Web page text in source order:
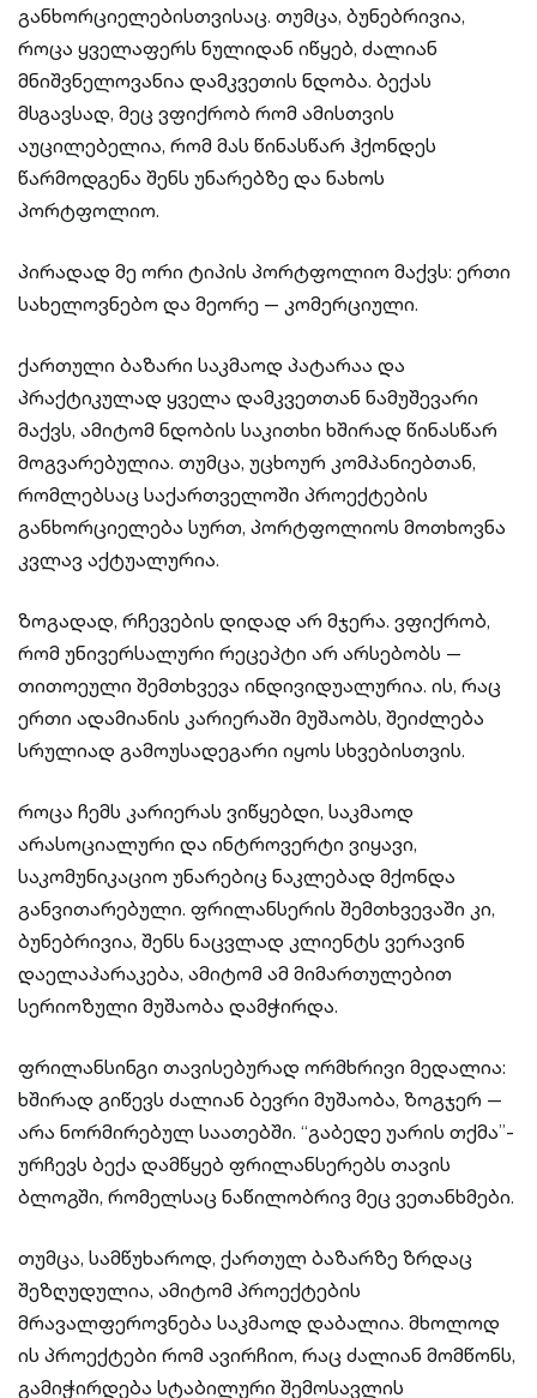
განხორციელებისთვისაც. თუმცა, ბუნებრივია,
როცა ყველაფერს ნულიდან იწყებ, ძალიან
მნიშვნელოვანია დამკვეთის ნდობა. ბექას
მსგავსად, მეც ვფიქრობ რომ ამისთვის
აუცილებელია, რომ მას წინასწარ ჰქონდეს
წარმოდგენა შენს უნარებზე და ნახოს
პორტფოლიო.
პირადად მე ორი ტიპის პორტფოლიო მაქვს: ერთი
სახელოვნებო და მეორე — კომერციული.
ქართული ბაზარი საკმაოდ პატარაა და
პრაქტიკულად ყველა დამკვეთთან ნამუშევარი
მაქვს, ამიტომ ნდობის საკითხი ხშირად წინასწარ
მოგვარებულია. თუმცა, უცხოურ კომპანიებთან,
რომლებსაც საქართველოში პროექტების
განხორციელება სურთ, პორტფოლიოს მოთხოვნა
კვლავ აქტუალურია.
ზოგადად, რჩევების დიდად არ მჯერა. ვფიქრობ,
რომ უნივერსალური რეცეპტი არ არსებობს —
თითოეული შემთხვევა ინდივიდუალურია. ის, რაც
ერთი ადამიანის კარიერაში მუშაობს, შეიძლება
სრულიად გამოუსადეგარი იყოს სხვებისთვის.
როცა ჩემს კარიერას ვიწყებდი, საკმაოდ
არასოციალური და ინტროვერტი ვიყავი,
საკომუნიკაციო უნარებიც ნაკლებად მქონდა
განვითარებული. ფრილანსერის შემთხვევაში კი,
ბუნებრივია, შენს ნაცვლად კლიენტს ვერავინ
დაელაპარაკება, ამიტომ ამ მიმართულებით
სერიოზული მუშაობა დამჭირდა.
ფრილანსინგი თავისებურად ორმხრივი მედალია:
ხშირად გიწევს ძალიან ბევრი მუშაობა, ზოგჯერ —
არა ნორმირებულ საათებში. “გაბედე უარის თქმა”-
ურჩევს ბექა დამწყებ ფრილანსერებს თავის
ბლოგში, რომელსაც ნაწილობრივ მეც ვეთანხმები.
თუმცა, სამწუხაროდ, ქართულ ბაზარზე ზრდაც
შეზღუდულია, ამიტომ პროექტების
მრავალფეროვნება საკმაოდ დაბალია. მხოლოდ
ის პროექტები რომ ავირჩიო, რაც ძალიან მომწონს,
გამიჭირდება სტაბილური შემოსავლის